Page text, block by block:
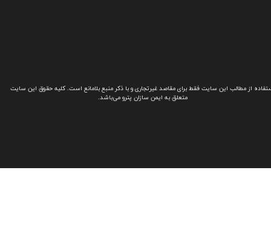
از مطالب این سایت فقط برای مقاصد غیرتجاری و با ذکر منبع بلامانع است. کلیه حقوق این سایت
متعلق به ایمن سازان پترو می‌باشد.